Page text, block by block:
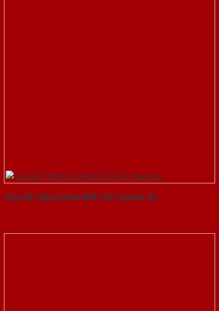
Cửa Gỗ Chống Cháy MDF O4 C1 phao chi